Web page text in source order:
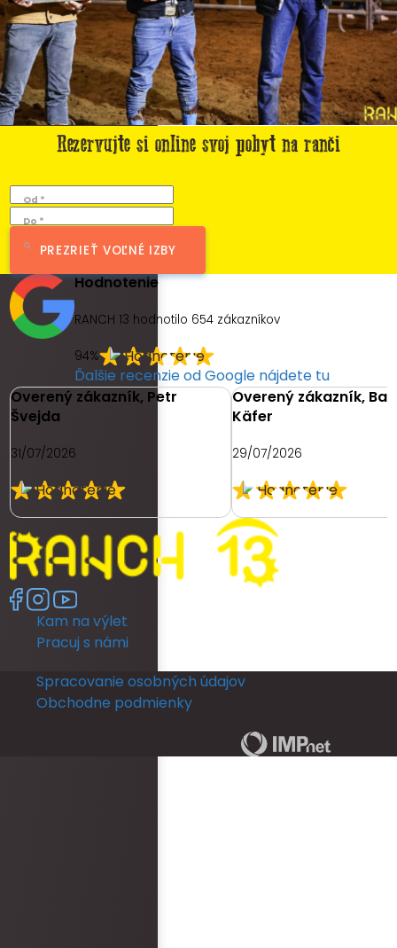
Rezervujte si online svoj pobyt na ranči
Od *
Do *
PREZRIEŤ VOĽNÉ IZBY
Hodnotenie
RANCH 13 hodnotilo 654 zákazníkov
94%
Ďalšie recenzie od Google nájdete tu
Overený zákazník, Petr
Švejda
31/07/2026
Overený zákazník,
Käfer
29/07/2026
Kam na výlet
Pracuj s námi
Spracovanie osobných údajov
Obchodne podmienky
Copyright © 2026 | RANCH 13 | by